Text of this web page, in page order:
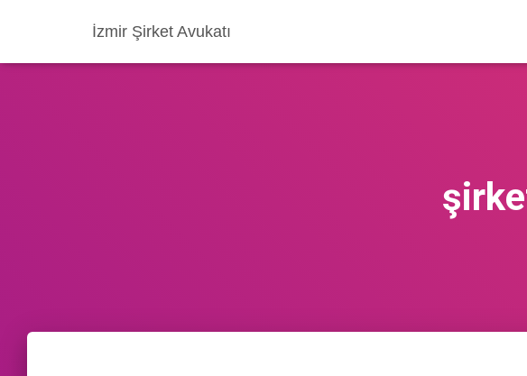
İzmir Şirket Avukatı